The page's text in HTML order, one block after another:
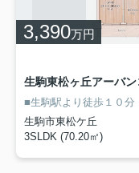
3,390万円
生駒東松ヶ丘アーバ
生駒市東松ケ丘
3SLDK (70.20㎡)